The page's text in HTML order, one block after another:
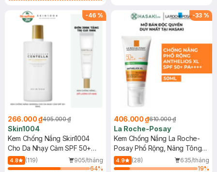
25ml (SL Có Hạn)
-46 %
266.000 ₫495.000 ₫
Skin1004
Kem Chống Nắng Skin1004
Cho Da Nhạy Cảm SPF 50+
50ml
4.8 (119)
905/tháng
64%
-33 %
406.000 ₫610.000 ₫
La Roche-Posay
Kem Chống Nắng La Roche-
Posay Phổ Rộng, Nâng Tông
Kiềm Dầu 50ml
4.9 (28)
635/tháng
19%